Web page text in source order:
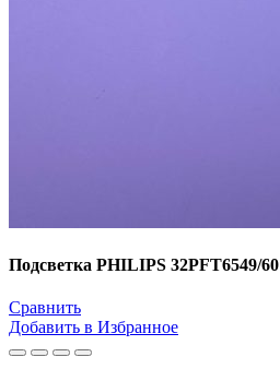
Подсветка PHILIPS 32PFT6549/60
Сравнить
Добавить в Избранное